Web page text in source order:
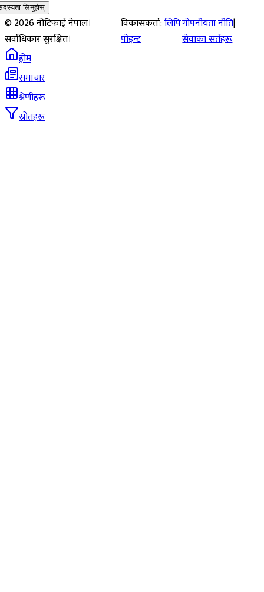
लिनुहोस्
©2026नोटिफाई नेपाल।
सर्वाधिकार सुरक्षित।
विकासकर्ता:लिपि
पोइन्ट
गोपनीयता नीति|
सेवाका सर्तहरू
होम
समाचार
श्रेणीहरू
स्रोतहरू